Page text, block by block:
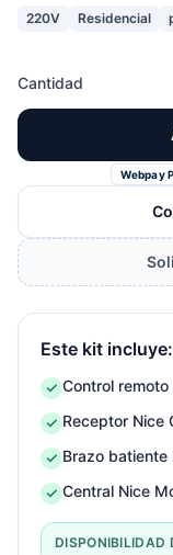
220V Residencial
Cantidad
Webpay
Este kit incluye:
Control remoto
Receptor Nice
Brazo
Central Nice
DISPONIBILIDAD